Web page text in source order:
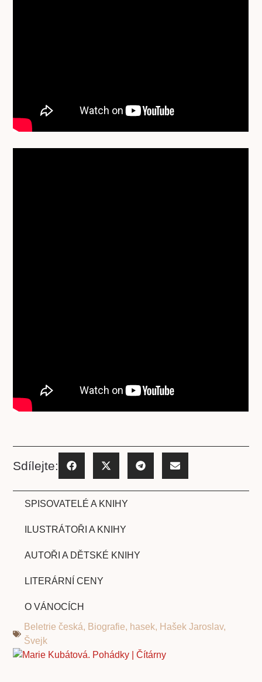
Sdílejte:
SPISOVATELÉ A KNIHY
ILUSTRÁTOŘI A KNIHY
AUTOŘI A DĚTSKÉ KNIHY
LITERÁRNÍ CENY
O VÁNOCÍCH
Beletrie česká, Biografie, hasek, Hašek Jaroslav,
Švejk